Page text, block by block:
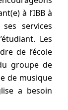
à l’IBB à
services
Les
de l’école
groupe de
de musique
a besoin